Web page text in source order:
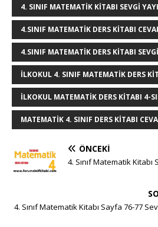
o
k
4. SINIF MATEMATIK KITABI SEVGI
4.SINIF MATEMATIK DERS KITABI
4.SINIF MATEMATIK DERS KITABI
ILKOKUL 4. SINIF MATEMATIK DERS
ILKOKUL MATEMATIK DERS KITABI 4-
MATEMATIK 4. SINIF DERS KITABI
ÖNCEKI
4. Sınıf Matematik Kitabı
4. Sınıf Matematik Kitabı Sayfa 76-77